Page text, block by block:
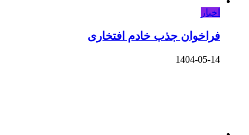
اخبار
فراخوان جذب خادم افتخاری
1404-05-14